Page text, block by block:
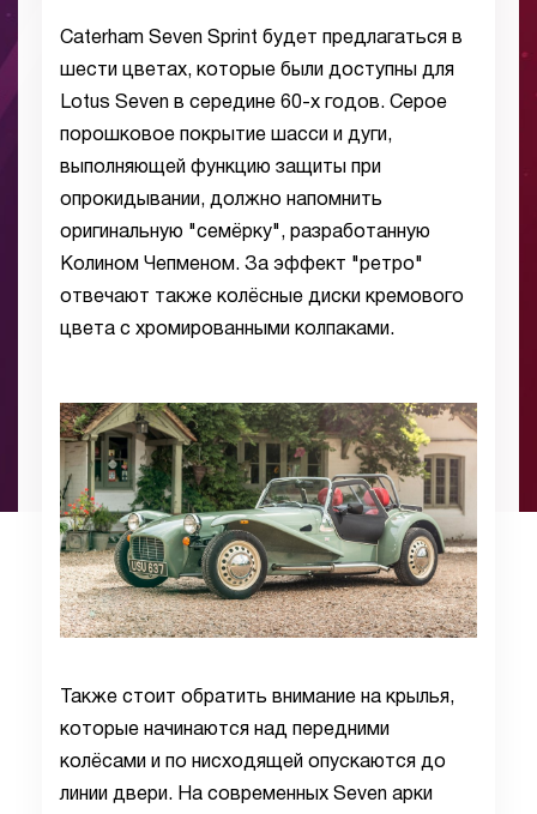
Caterham Seven Sprint будет предлагаться в
шести цветах, которые были доступны для
Lotus Seven в середине 60-х годов. Серое
порошковое покрытие шасси и дуги,
выполняющей функцию защиты при
опрокидывании, должно напомнить
оригинальную "семёрку", разработанную
Колином Чепменом. За эффект "ретро"
отвечают также колёсные диски кремового
цвета с хромированными колпаками.
Также стоит обратить внимание на крылья,
которые начинаются над передними
колёсами и по нисходящей опускаются до
линии двери. На современных Seven арки